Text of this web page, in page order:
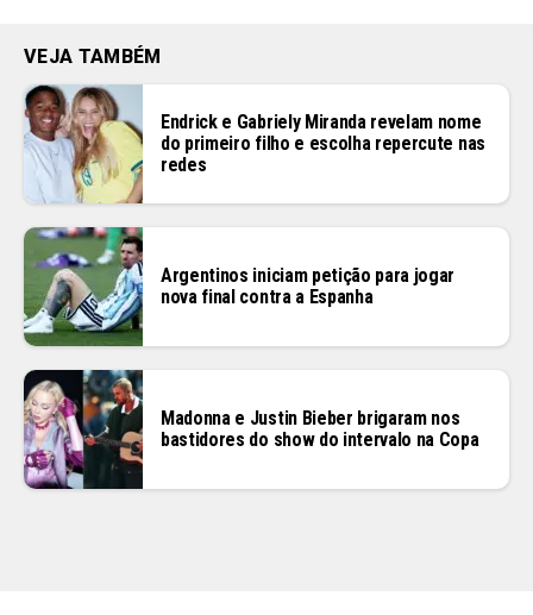
VEJA TAMBÉM
Endrick e Gabriely Miranda revelam nome
do primeiro filho e escolha repercute nas
redes
Argentinos iniciam petição para jogar
nova final contra a Espanha
Madonna e Justin Bieber brigaram nos
bastidores do show do intervalo na Copa